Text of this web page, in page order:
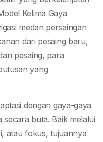
Kelima Gaya
medan persaingan
dari pesaing baru,
pesaing, para
yang
dengan gaya-gaya
buta. Baik melalui
atau fokus, tujuannya